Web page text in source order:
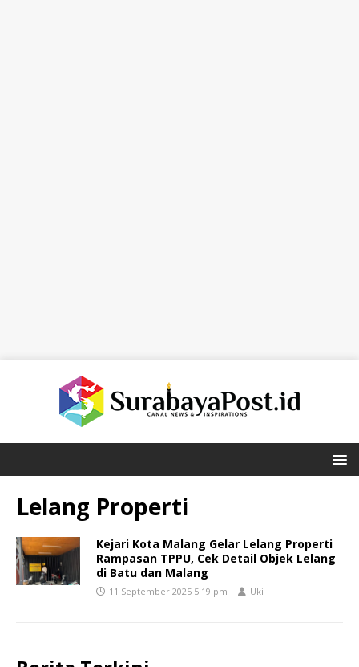
Lelang Properti
Kejari Kota Malang Gelar Lelang Properti
Rampasan TPPU, Cek Detail Objek Lelang
di Batu dan Malang
11 September 2025 5:19 pm Uki